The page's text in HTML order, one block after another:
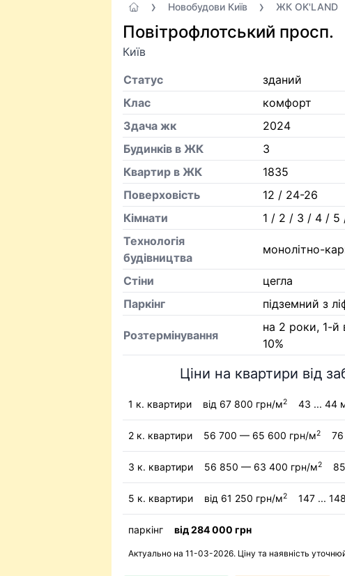
Новобудови Київ ЖК OK'LAND
Повітрофлотський просп.
Київ
Статус
зданий
Клас
комфорт
Здача жк
2024
Будинків в ЖК
3
Квартир в ЖК
1835
Поверховість
12 / 24-26
Кiмнати
1 / 2 / 3 / 4 / 5 /
Технологія
будівництва
монолітно-
Стіни
цегла
Паркінг
підземний з
Розтермінування
на 2 роки, 1-й
10%
Ціни на квартири від
1 к. квартири від 67 800 грн/м2 43 ... 44
2 к. квартири 56 700 — 65 600 грн/м2
3 к. квартири 56 850 — 63 400 грн/м2
5 к. квартири від 61 250 грн/м2 147 ...
паркінг від 284 000 грн
Актуально на 11-03-2026. Ціну та наявність